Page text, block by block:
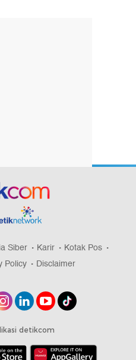
Siber Karir
Kotak Pos
Policy Disclaimer
detikcom